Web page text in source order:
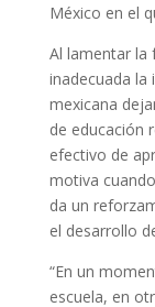
México en el
Al lamentar la
inadecuada la
mexicana
de educación
efectivo de
motiva
da un
el desarrollo
“En un
escuela, en